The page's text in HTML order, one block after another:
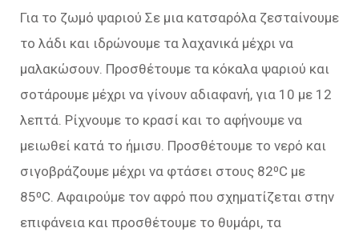
Για το ζωμό ψαριού Σε μια κατσαρόλα ζεσταίνουμε
το λάδι και ιδρώνουμε τα λαχανικά μέχρι να
μαλακώσουν. Προσθέτουμε τα κόκαλα ψαριού και
σοτάρουμε μέχρι να γίνουν αδιαφανή, για 10 με 12
λεπτά. Ρίχνουμε το κρασί και το αφήνουμε να
μειωθεί κατά το ήμισυ. Προσθέτουμε το νερό και
σιγοβράζουμε μέχρι να φτάσει στους 82⁰C με
85⁰C. Αφαιρούμε τον αφρό που σχηματίζεται στην
επιφάνεια και προσθέτουμε το θυμάρι, τα